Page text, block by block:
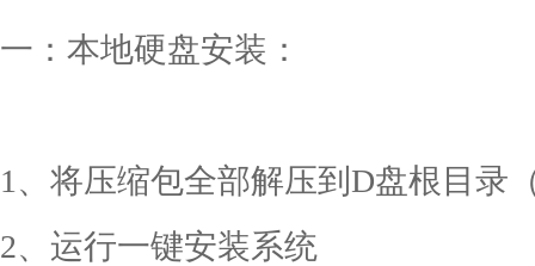
一：本地硬盘安装：
1、将压缩包全部解压到D盘根目录
2、运行一键安装系统